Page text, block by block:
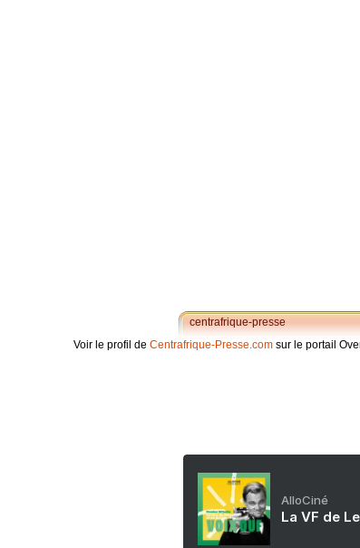
centrafrique-presse
Voir le profil de Centrafrique-Presse.com sur le portail
AlloCiné
La VF de